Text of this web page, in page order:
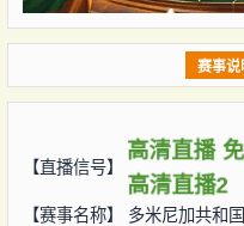
赛事说
【直播信号】
高清直播
高清直播2
【赛事名称】 多米尼加共和